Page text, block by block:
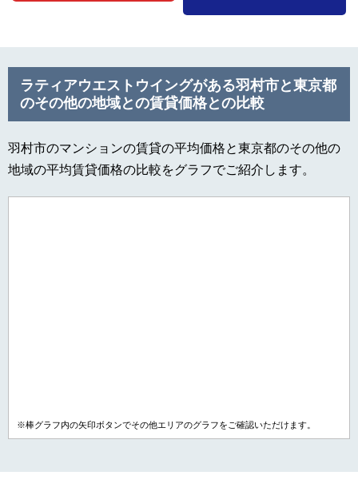
ラティアウエストウイングがある羽村市と東京都
のその他の地域との賃貸価格との比較
羽村市のマンションの賃貸の平均価格と東京都のその他の
地域の平均賃貸価格の比較をグラフでご紹介します。
※棒グラフ内の矢印ボタンでその他エリアのグラフをご確認いただけます。